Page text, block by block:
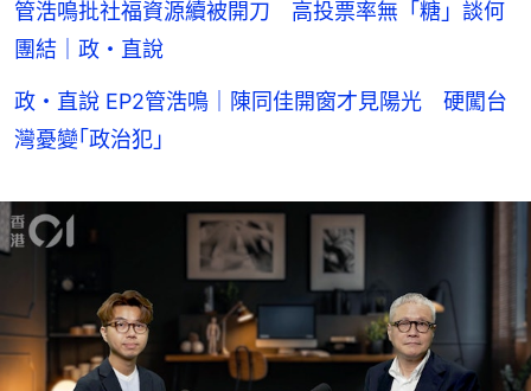
管浩鳴批社福資源續被開刀 高投票率無「糖」談何
團結｜政・直說
政・直說 EP2管浩鳴｜陳同佳開窗才見陽光 硬闖台
灣憂變｢政治犯｣